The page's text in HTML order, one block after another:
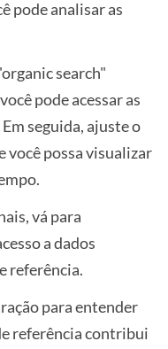
pode analisar as
search"
pode acessar as
seguida, ajuste o
você possa visualizar
vá para
a dados
referência.
para entender
referência contribui